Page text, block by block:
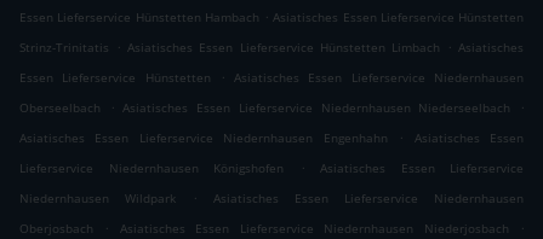
Essen Lieferservice Hünstetten Hambach . Asiatisches Essen Lieferservice Hünstetten
Strinz-Trinitatis
. Asiatisches Essen Lieferservice Hünstetten Limbach . Asiatisches
Essen Lieferservice Hünstetten
. Asiatisches Essen Lieferservice Niedernhausen
Oberseelbach
. Asiatisches Essen Lieferservice Niedernhausen Niederseelbach
.
Asiatisches Essen Lieferservice Niedernhausen Engenhahn
.
Asiatisches Essen
Lieferservice Niedernhausen Königshofen
.
Asiatisches Essen Lieferservice
Niedernhausen Wildpark
.
Asiatisches Essen Lieferservice Niedernhausen
Oberjosbach
. Asiatisches Essen Lieferservice Niedernhausen Niederjosbach
.